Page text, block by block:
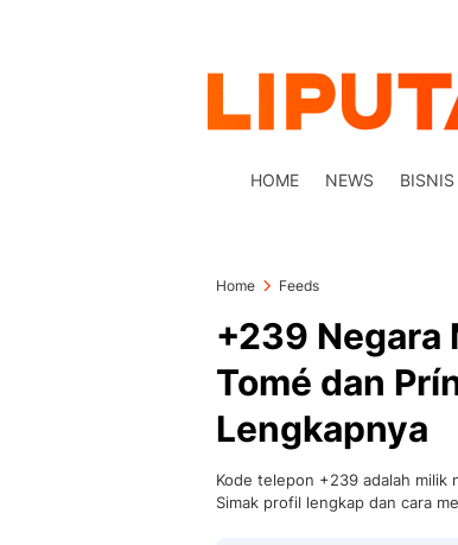
HOME NEWS BISNIS
Home Feeds
+239 Negara
Tomé dan
Lengkapnya
Kode telepon +239 adalah milik
Simak profil lengkap dan cara